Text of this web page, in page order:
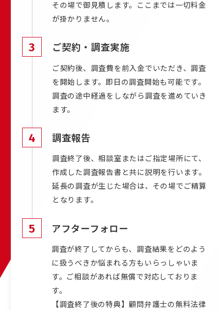
その場で御見積します。ここまでは一切料金
が掛かりません。
3 ご契約・調査実施
ご契約後、調査費を前入金でいただき、調査
を開始します。即日の調査開始も可能です。
調査の途中経過をしながら調査を進めていき
ます。
4 調査報告
調査終了後、相談室またはご指定場所にて、
作成した調査報告書と共に説明を行います。
延長の調査が生じた場合は、その場でご精算
となります。
5 アフターフォロー
調査が終了してからも、調査結果をどのよう
に扱うべきか悩まれる方もいらっしゃいま
す。ご相談があれば無償で対応しておりま
す。
【調査終了後の特典】顧問弁護士の無料法律